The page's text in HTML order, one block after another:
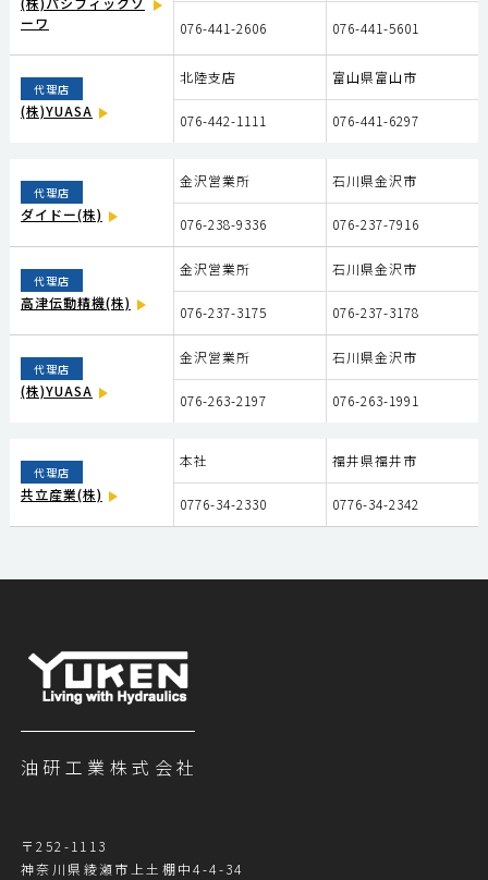
ーワ
076-441-2606 076-441-5601
代理店
(株)YUASA
北陸支店 富山県富山市
076-442-1111 076-441-6297
代理店
ダイドー(株)
金沢営業所 石川県金沢市
076-238-9336 076-237-7916
代理店
高津伝動精機(株)
金沢営業所 石川県金沢市
076-237-3175 076-237-3178
代理店
(株)YUASA
金沢営業所 石川県金沢市
076-263-2197 076-263-1991
代理店
共立産業(株)
本社 福井県福井市
0776-34-2330 0776-34-2342
油研工業株式会社
〒252-1113
神奈川県綾瀬市上土棚中4-4-34